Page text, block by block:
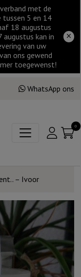
met de
5 en 14
18 augustus
kan in
van uw
ons gewend
toegewenst!
WhatsApp ons
0
– Ivoor